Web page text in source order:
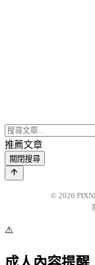
推薦文章
關閉搜尋
© 2026
⚠️